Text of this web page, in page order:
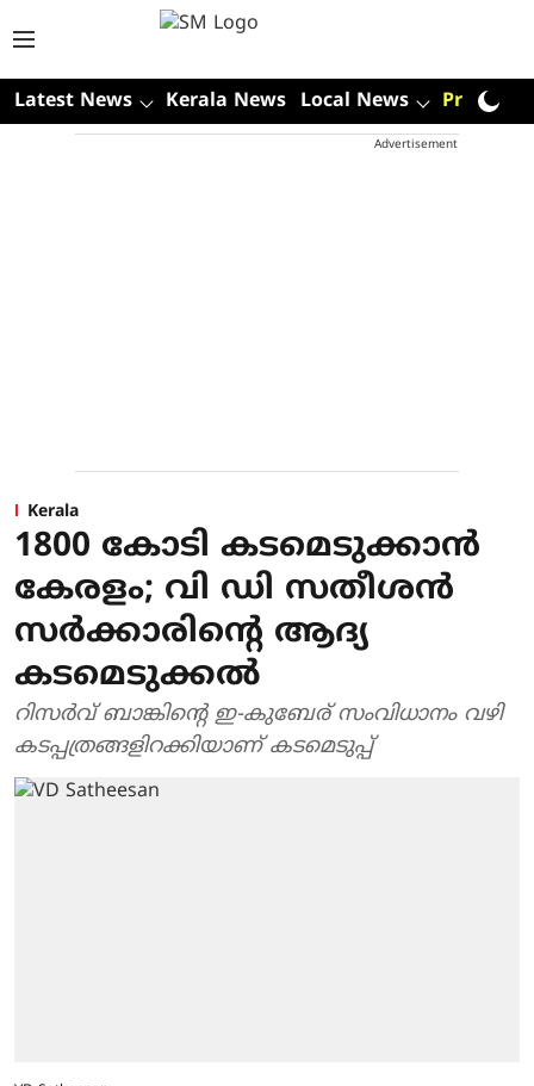
Latest News Kerala News Local News Premium
Advertisement
Kerala
1800 കോടി കടമെടുക്കാൻ
കേരളം; വി ഡി സതീശൻ
സർക്കാരിന്റെ ആദ്യ
കടമെടുക്കൽ
റിസർവ് ബാങ്കിന്റെ ഇ-കുബേര്‌ സംവിധാനം വഴി
കടപ്പത്രങ്ങളിറക്കിയാണ് കടമെടുപ്പ്